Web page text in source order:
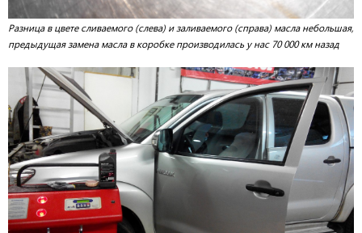
Разница в цвете сливаемого (слева) и заливаемого (справа) масла небольшая,
предыдущая замена масла в коробке производилась у нас 70 000 км назад